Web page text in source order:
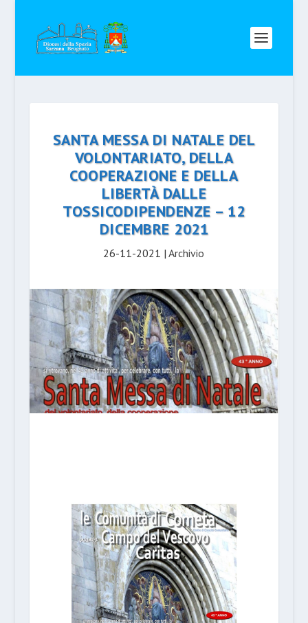
SANTA MESSA DI NATALE DEL
VOLONTARIATO, DELLA
COOPERAZIONE E DELLA
LIBERTÀ DALLE
TOSSICODIPENDENZE – 12
DICEMBRE 2021
26-11-2021 |Archivio